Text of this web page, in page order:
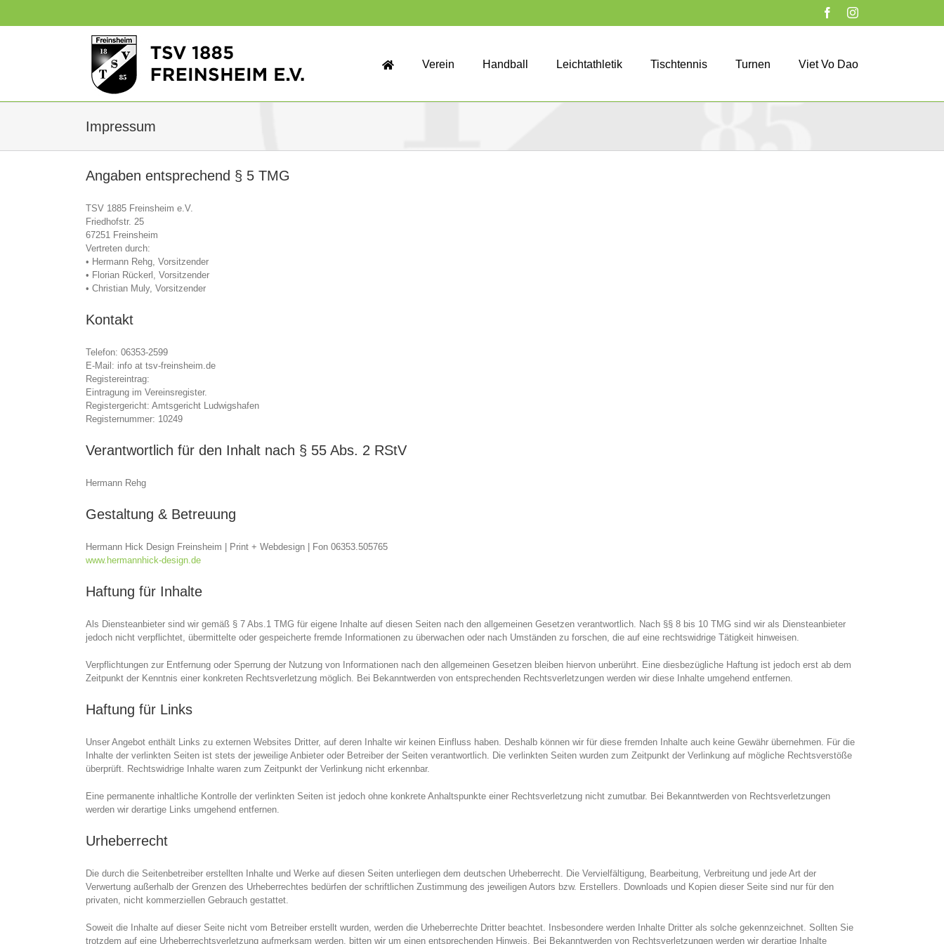
FacebookInstagram
Verein Handball Leichtathletik Tischtennis Turnen Viet Vo Dao
Impressum
Angaben entsprechend § 5 TMG
TSV 1885 Freinsheim e.V.
Friedhofstr. 25
67251 Freinsheim
Vertreten durch:
• Hermann Rehg, Vorsitzender
• Florian Rückerl, Vorsitzender
• Christian Muly, Vorsitzender
Kontakt
Telefon: 06353-2599
E-Mail: info at tsv-freinsheim.de
Registereintrag:
Eintragung im Vereinsregister.
Registergericht: Amtsgericht Ludwigshafen
Registernummer: 10249
Verantwortlich für den Inhalt nach § 55 Abs. 2 RStV
Hermann Rehg
Gestaltung & Betreuung
Hermann Hick Design Freinsheim | Print + Webdesign | Fon 06353.505765
www.hermannhick-design.de
Haftung für Inhalte
Als Diensteanbieter sind wir gemäß § 7 Abs.1 TMG für eigene Inhalte auf diesen Seiten nach den allgemeinen Gesetzen verantwortlich. Nach §§ 8 bis 10 TMG sind wir als Diensteanbieter
jedoch nicht verpflichtet, übermittelte oder gespeicherte fremde Informationen zu überwachen oder nach Umständen zu forschen, die auf eine rechtswidrige Tätigkeit hinweisen.
Verpflichtungen zur Entfernung oder Sperrung der Nutzung von Informationen nach den allgemeinen Gesetzen bleiben hiervon unberührt. Eine diesbezügliche Haftung ist jedoch erst ab dem
Zeitpunkt der Kenntnis einer konkreten Rechtsverletzung möglich. Bei Bekanntwerden von entsprechenden Rechtsverletzungen werden wir diese Inhalte umgehend entfernen.
Haftung für Links
Unser Angebot enthält Links zu externen Websites Dritter, auf deren Inhalte wir keinen Einfluss haben. Deshalb können wir für diese fremden Inhalte auch keine Gewähr übernehmen. Für die
Inhalte der verlinkten Seiten ist stets der jeweilige Anbieter oder Betreiber der Seiten verantwortlich. Die verlinkten Seiten wurden zum Zeitpunkt der Verlinkung auf mögliche Rechtsverstöße
überprüft. Rechtswidrige Inhalte waren zum Zeitpunkt der Verlinkung nicht erkennbar.
Eine permanente inhaltliche Kontrolle der verlinkten Seiten ist jedoch ohne konkrete Anhaltspunkte einer Rechtsverletzung nicht zumutbar. Bei Bekanntwerden von Rechtsverletzungen
werden wir derartige Links umgehend entfernen.
Urheberrecht
Die durch die Seitenbetreiber erstellten Inhalte und Werke auf diesen Seiten unterliegen dem deutschen Urheberrecht. Die Vervielfältigung, Bearbeitung, Verbreitung und jede Art der
Verwertung außerhalb der Grenzen des Urheberrechtes bedürfen der schriftlichen Zustimmung des jeweiligen Autors bzw. Erstellers. Downloads und Kopien dieser Seite sind nur für den
privaten, nicht kommerziellen Gebrauch gestattet.
Soweit die Inhalte auf dieser Seite nicht vom Betreiber erstellt wurden, werden die Urheberrechte Dritter beachtet. Insbesondere werden Inhalte Dritter als solche gekennzeichnet. Sollten Sie
trotzdem auf eine Urheberrechtsverletzung aufmerksam werden, bitten wir um einen entsprechenden Hinweis. Bei Bekanntwerden von Rechtsverletzungen werden wir derartige Inhalte